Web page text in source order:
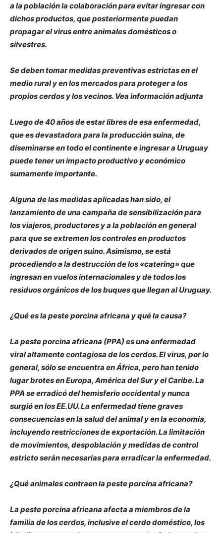
a la población la colaboración para evitar ingresar con
dichos productos, que posteriormente puedan
propagar el virus entre animales domésticos o
silvestres.
Se deben tomar medidas preventivas estrictas en el
medio rural y en los mercados para proteger a los
propios cerdos y los vecinos. Vea información adjunta
Luego de 40 años de estar libres de esa enfermedad,
que es devastadora para la producción suina, de
diseminarse en todo el continente e ingresar a Uruguay
puede tener un impacto productivo y económico
sumamente importante.
Alguna de las medidas aplicadas han sido, el
lanzamiento de una campaña de sensibilización para
los viajeros, productores y a la población en general
para que se extremen los controles en productos
derivados de origen suino. Asimismo, se está
procediendo a la destrucción de los «catering» que
ingresan en vuelos internacionales y de todos los
residuos orgánicos de los buques que llegan al Uruguay.
¿Qué es la peste porcina africana y qué la causa?
La peste porcina africana (PPA) es una enfermedad
viral altamente contagiosa de los cerdos. El virus, por lo
general, sólo se encuentra en África, pero han tenido
lugar brotes en Europa, América del Sur y el Caribe. La
PPA se erradicó del hemisferio occidental y nunca
surgió en los EE.UU. La enfermedad tiene graves
consecuencias en la salud del animal y en la economía,
incluyendo restricciones de exportación. La limitación
de movimientos, despoblación y medidas de control
estricto serán necesarias para erradicar la enfermedad.
¿Qué animales contraen la peste porcina africana?
La peste porcina africana afecta a miembros de la
familia de los cerdos, inclusive el cerdo doméstico, los